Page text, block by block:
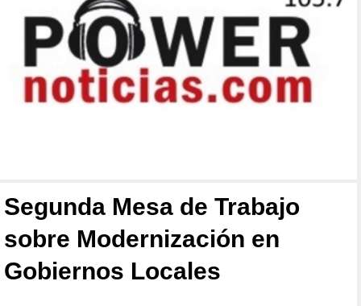
Segunda Mesa de Trabajo
sobre Modernización en
Gobiernos Locales